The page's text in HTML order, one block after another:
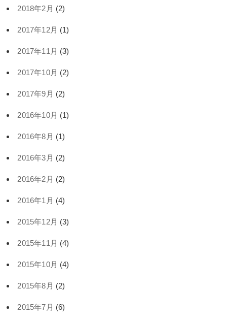
2018年2月 (2)
2017年12月 (1)
2017年11月 (3)
2017年10月 (2)
2017年9月 (2)
2016年10月 (1)
2016年8月 (1)
2016年3月 (2)
2016年2月 (2)
2016年1月 (4)
2015年12月 (3)
2015年11月 (4)
2015年10月 (4)
2015年8月 (2)
2015年7月 (6)